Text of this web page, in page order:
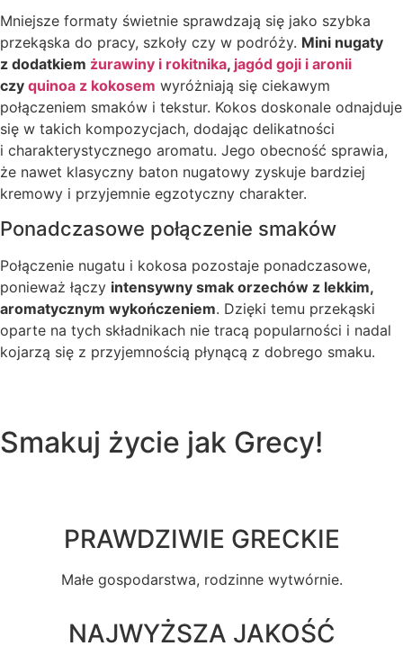
Mniejsze formaty świetnie sprawdzają się jako szybka
przekąska do pracy, szkoły czy w podróży. Mini nugaty
z dodatkiem żurawiny i rokitnika, jagód goji i aronii
czy quinoa z kokosem wyróżniają się ciekawym
połączeniem smaków i tekstur. Kokos doskonale odnajduje
się w takich kompozycjach, dodając delikatności
i charakterystycznego aromatu. Jego obecność sprawia,
że nawet klasyczny baton nugatowy zyskuje bardziej
kremowy i przyjemnie egzotyczny charakter.
Ponadczasowe połączenie smaków
Połączenie nugatu i kokosa pozostaje ponadczasowe,
ponieważ łączy intensywny smak orzechów z lekkim,
aromatycznym wykończeniem. Dzięki temu przekąski
oparte na tych składnikach nie tracą popularności i nadal
kojarzą się z przyjemnością płynącą z dobrego smaku.
Smakuj życie jak Grecy!
PRAWDZIWIE GRECKIE
Małe gospodarstwa, rodzinne wytwórnie.
NAJWYŻSZA JAKOŚĆ